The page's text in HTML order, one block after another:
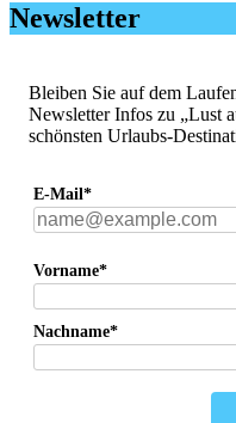
Newsletter
Bleiben Sie auf dem
Newsletter Infos zu „Lust
schönsten Urlaubs-
E-Mail*
Vorname*
Nachname*